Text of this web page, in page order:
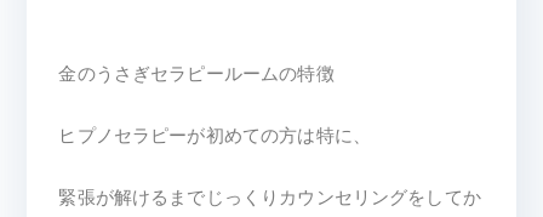
金のうさぎセラピールームの特徴
ヒプノセラピーが初めての方は特に、
緊張が解けるまでじっくりカウンセリングをしてか